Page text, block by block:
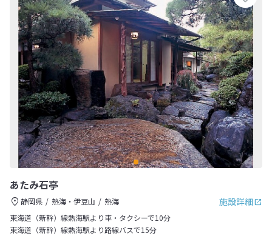
あたみ石亭
施設詳細
静岡県 熱海・伊豆山
熱海
東海道（新幹）線熱海駅より車・タクシーで10分
東海道（新幹）線熱海駅より路線バスで15分